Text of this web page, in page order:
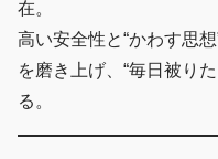
在。
高い安全性と“かわす思
を磨き上げ、“毎日被り
る。